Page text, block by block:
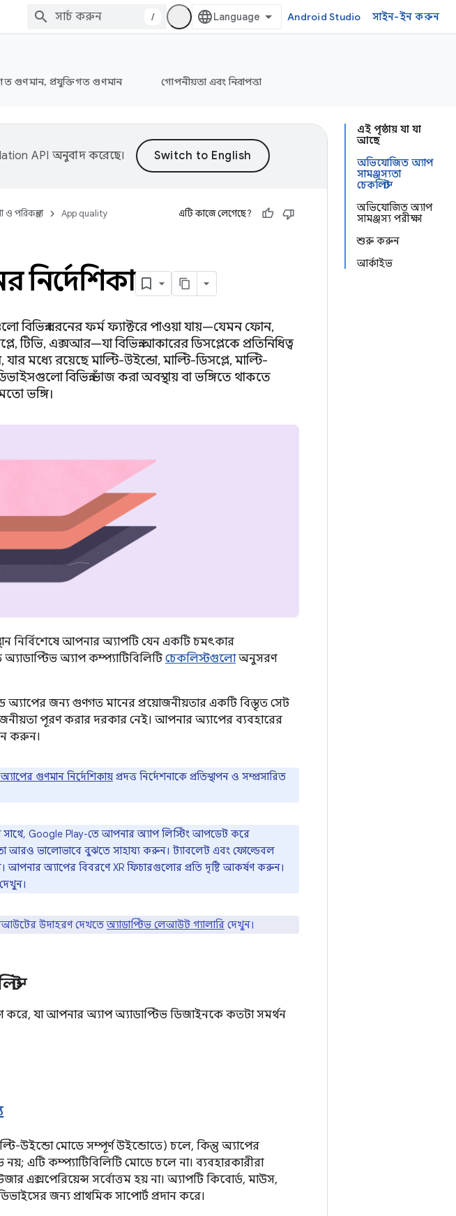
/ Android Studio সাইন-ইন করুন
গুণমান, প্রযুক্তিগত গুণমান গোপনীয়তা এবং নিরাপত্তা
এই পৃষ্ঠায় যা যা
আছে
অভিযোজিত অ্যাপ
সামঞ্জস্যতা
চেকলিস্ট
অভিযোজিত অ্যাপ
সামঞ্জস্য পরীক্ষা
শুরু করুন
আর্কাইভ
API অনুবাদ করেছে।
পরিকল্পনা
App quality
এটি কাজে লেগেছে?
নির্দেশিকা
বিভিন্ন ধরনের ফর্ম ফ্যাক্টরে পাওয়া যায়—যেমন ফোন,
টিভি, এক্সআর—যা বিভিন্ন আকারের ডিসপ্লেকে প্রতিনিধিত্ব
মধ্যে রয়েছে মাল্টি-উইন্ডো, মাল্টি-ডিসপ্লে, মাল্টি-
বিভিন্ন ভাঁজ করা অবস্থায় বা ভঙ্গিতে থাকতে
ভঙ্গি।
নির্বিশেষে আপনার অ্যাপটি যেন একটি চমৎকার
অ্যাপ কম্প্যাটিবিলিটি চেকলিস্টগুলোঅনুসরণ
অ্যাপের জন্য গুণগত মানের প্রয়োজনীয়তার একটি বিস্তৃত সেট
পূরণ করার দরকার নেই। আপনার অ্যাপের ব্যবহারের
করুন।
গুণমান নির্দেশিকায় প্রদত্ত নির্দেশনাকে প্রতিস্থাপন ও সম্প্রসারিত
সাথে, Google Play-তে আপনার অ্যাপ লিস্টিং আপডেট করে
আরও ভালোভাবে বুঝতে সাহায্য করুন। ট্যাবলেট এবং ফোল্ডেবল
অ্যাপের বিবরণে XR ফিচারগুলোর প্রতি দৃষ্টি আকর্ষণ করুন।
দেখুন।
উদাহরণ দেখতেঅ্যাডাপ্টিভ লেআউট গ্যালারি দেখুন।
করে, যা আপনার অ্যাপ অ্যাডাপ্টিভ ডিজাইনকে কতটা সমর্থন
উইন্ডো মোডে সম্পূর্ণ উইন্ডোতে) চলে, কিন্তু অ্যাপের
এটি কম্প্যাটিবিলিটি মোডে চলে না। ব্যবহারকারীরা
এক্সপেরিয়েন্স সর্বোত্তম হয় না। অ্যাপটি কিবোর্ড, মাউস,
জন্য প্রাথমিক সাপোর্ট প্রদান করে।